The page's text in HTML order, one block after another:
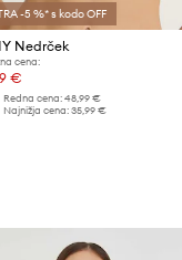
-5 %* s kodo OFF
Nedrček
cena:
€
Redna cena: 48,99 €
Najnižja cena: 35,99 €